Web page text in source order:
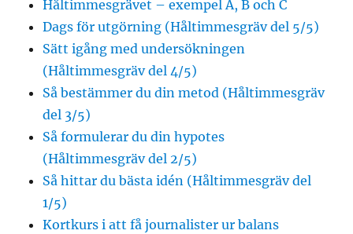
Håltimmesgrävet – exempel A, B och C
Dags för utgörning (Håltimmesgräv del 5/5)
Sätt igång med undersökningen
(Håltimmesgräv del 4/5)
Så bestämmer du din metod (Håltimmesgräv
del 3/5)
Så formulerar du din hypotes
(Håltimmesgräv del 2/5)
Så hittar du bästa idén (Håltimmesgräv del
1/5)
Kortkurs i att få journalister ur balans